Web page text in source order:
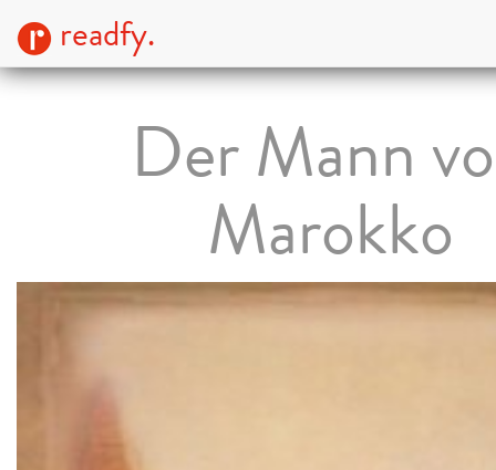
readfy.
Der Mann
Marokko